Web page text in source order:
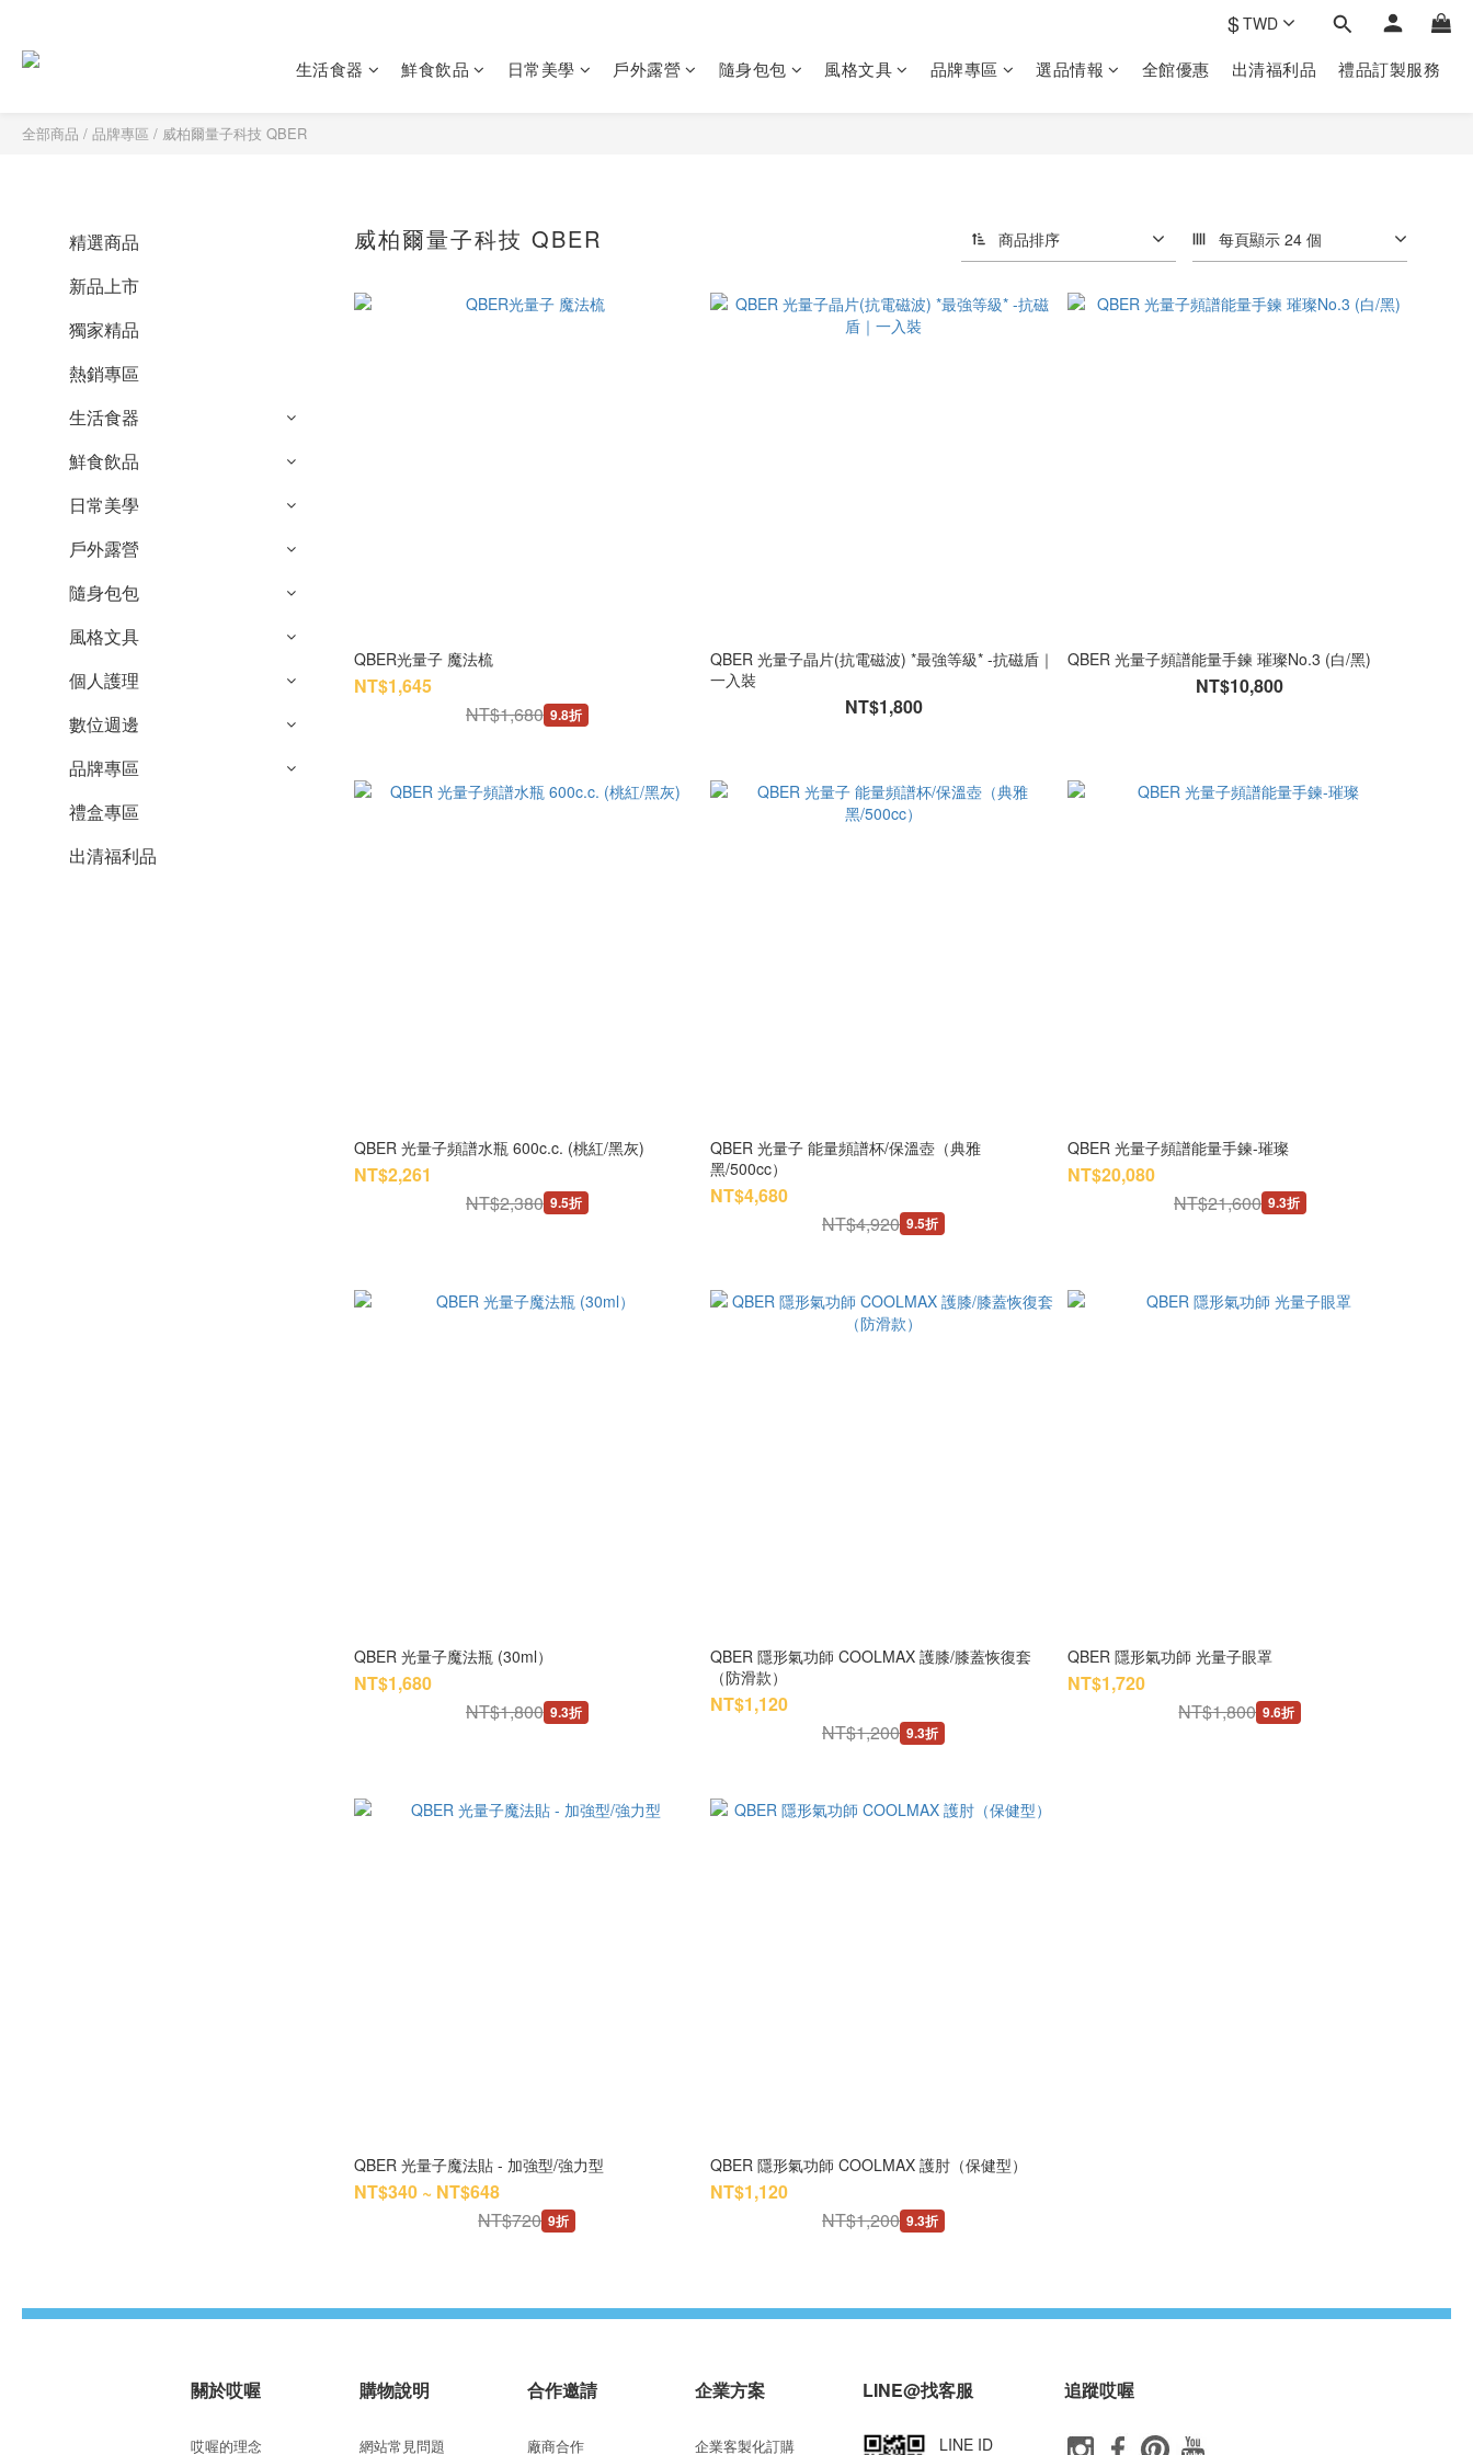
$TWD
生活食器 鮮食飲品 日常美學 戶外露營 隨身包包 風格文具 品牌專區 選品情報 全館優惠 出清福利品 禮品訂製‎服務
全部商品 / 品牌專區 / 威柏爾量子科技 QBER
精選商品
新品上市
獨家精品
熱銷專區
生活食器
鮮食飲品
日常美學
戶外露營
隨身包包
風格文具
個人護理
數位週邊
品牌專區
禮盒專區
出清福利品
威柏爾量子科技 QBER 商品排序 每頁顯示 24 個
QBER光量子 魔法梳
NT$1,645
NT$1,680 9.8折
QBER 光量子晶片(抗電磁波) *最強等級* -抗磁盾｜
一入裝
NT$1,800
QBER 光量子頻譜能量手鍊 璀璨No.3 (白/黑)
NT$10,800
QBER 光量子頻譜水瓶 600c.c. (桃紅/黑灰)
NT$2,261
NT$2,380 9.5折
QBER 光量子 能量頻譜杯/保溫壺（典雅
黑/500cc）
NT$4,680
NT$4,920 9.5折
QBER 光量子頻譜能量手鍊-璀璨
NT$20,080
NT$21,600 9.3折
QBER 光量子魔法瓶 (30ml）
NT$1,680
NT$1,800 9.3折
QBER 隱形氣功師 COOLMAX 護膝/膝蓋恢復套
（防滑款）
NT$1,120
NT$1,200 9.3折
QBER 隱形氣功師 光量子眼罩
NT$1,720
NT$1,800 9.6折
QBER 光量子魔法貼 - 加強型/強力型
NT$340 ~ NT$648
NT$720 9折
QBER 隱形氣功師 COOLMAX 護肘（保健型）
NT$1,120
NT$1,200 9.3折
關於哎喔
哎喔的理念
購物說明
網站常見問題
合作邀請
廠商合作
企業方案
企業客製化訂購
LINE@找客服
LINE ID
追蹤哎喔